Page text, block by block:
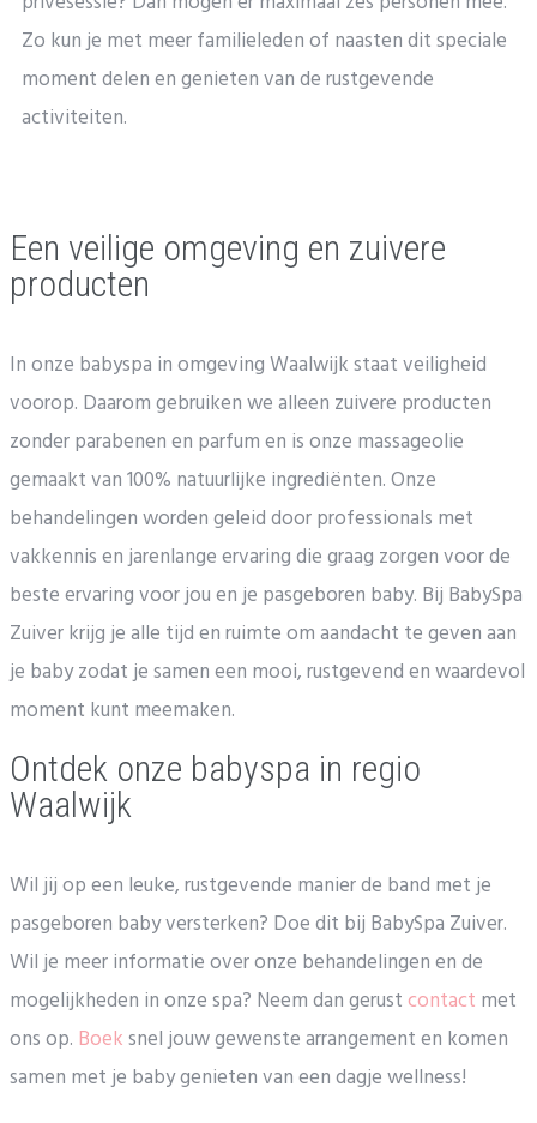
Zo kun je met meer familieleden of naasten dit speciale
moment delen en genieten van de rustgevende
activiteiten.
Een veilige omgeving en zuivere
producten
In onze babyspa in omgeving Waalwijk staat veiligheid
voorop. Daarom gebruiken we alleen zuivere producten
zonder parabenen en parfum en is onze massageolie
gemaakt van 100% natuurlijke ingrediënten. Onze
behandelingen worden geleid door professionals met
vakkennis en jarenlange ervaring die graag zorgen voor de
beste ervaring voor jou en je pasgeboren baby. Bij BabySpa
Zuiver krijg je alle tijd en ruimte om aandacht te geven aan
je baby zodat je samen een mooi, rustgevend en waardevol
moment kunt meemaken.
Ontdek onze babyspa in regio
Waalwijk
Wil jij op een leuke, rustgevende manier de band met je
pasgeboren baby versterken? Doe dit bij BabySpa Zuiver.
Wil je meer informatie over onze behandelingen en de
mogelijkheden in onze spa? Neem dan gerustcontact met
ons op. Boeksnel jouw gewenste arrangement en komen
samen met je baby genieten van een dagje wellness!